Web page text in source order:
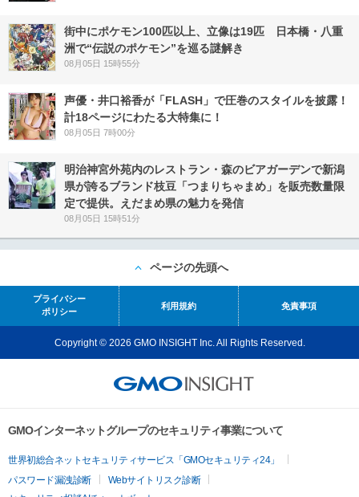
街中にポケモン100匹以上、立像は19匹 日本橋・八重
洲で“伝説のポケモン”を巡る謎解き
08月05日 15時55分
声優・井口裕香が「FLASH」で圧巻のスタイルを披露！
計18ページにわたる大特集に！
08月05日 7時00分
明治神宮外苑内のレストラン・森のビアガーデンで新潟
県が誇るブランド枝豆「つまりちゃまめ」を販売数量限
定で提供。えだまめ県の魅力を発信
08月05日 15時51分
ページの先頭へ
プライバシー
ポリシー
利用規約 免責事項
Copyright © 2026 GMO INSIGHT Inc. All Rights Reserved.
GMOインターネットグループのセキュリティ事業について
世界初総合ネットセキュリティサービス「GMOセキュリティ24」
パスワード漏洩診断
Webサイトリスク診断